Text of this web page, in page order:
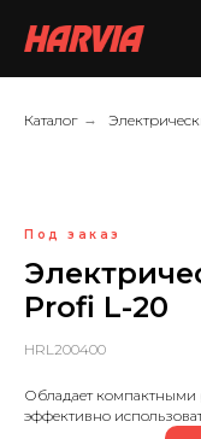
Каталог →
Под заказ
Profi L-20
HRL200400
Обладает компактными
эффективно